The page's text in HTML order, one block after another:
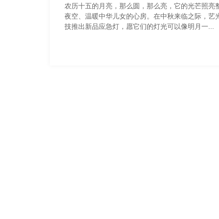
农历十五的月亮，那么圆，那么亮，它的光芒照亮
夜空、温暖中华儿女的心房。在中秋来临之际，艺
技推出新品应急灯​，愿它们的灯光可以像明月一...